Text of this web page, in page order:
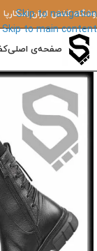
Skip to navigation
Skip to main content
کفش ایران‌ اِسکارپا
صفحه‌ی اصلی